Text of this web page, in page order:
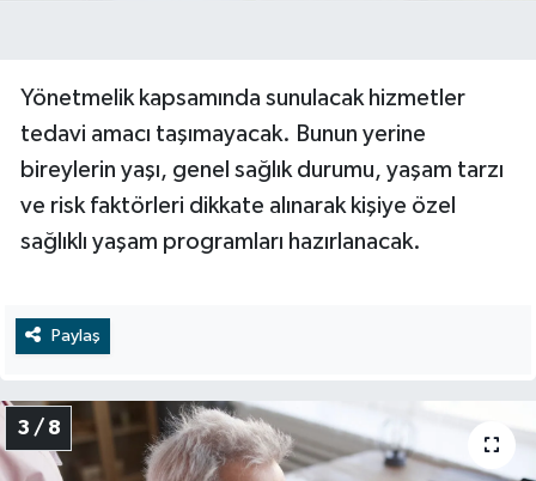
Yönetmelik kapsamında sunulacak hizmetler
tedavi amacı taşımayacak. Bunun yerine
bireylerin yaşı, genel sağlık durumu, yaşam tarzı
ve risk faktörleri dikkate alınarak kişiye özel
sağlıklı yaşam programları hazırlanacak.
Paylaş
3 / 8